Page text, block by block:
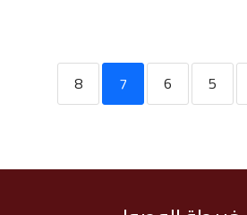
5
6
7
8